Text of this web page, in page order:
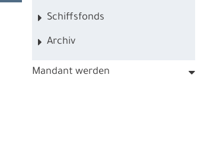
Schiffsfonds
Archiv
Mandant werden